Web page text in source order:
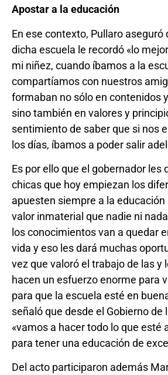
Apostar a la educación
En ese contexto, Pullaro aseguró
dicha escuela le recordó «lo
mi niñez, cuando íbamos a la
compartíamos con nuestros
formaban no sólo en contenidos
sino también en valores y
sentimiento de saber que si nos
los días, íbamos a poder salir
Es por ello que el gobernador les
chicas que hoy empiezan los
apuesten siempre a la educación
valor inmaterial que nadie ni
los conocimientos van a quedar
vida y eso les dará muchas
vez que valoró el trabajo de las y
hacen un esfuerzo enorme para
para que la escuela esté en
señaló que desde el Gobierno de
«vamos a hacer todo lo que esté
para tener una educación de
Del acto participaron además